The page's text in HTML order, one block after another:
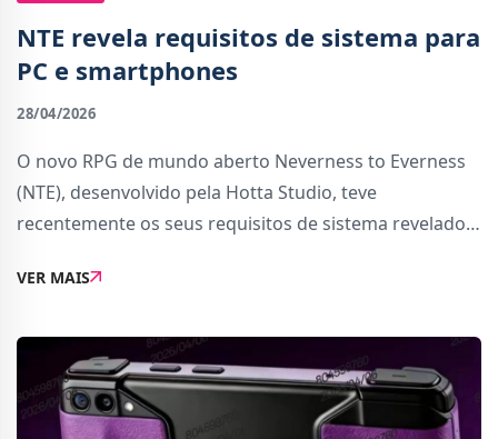
NTE revela requisitos de sistema para
PC e smartphones
28/04/2026
O novo RPG de mundo aberto Neverness to Everness
(NTE), desenvolvido pela Hotta Studio, teve
recentemente os seus requisitos de sistema revelados
jogadores perceber melhor que tipo de dispositivos
VER MAIS